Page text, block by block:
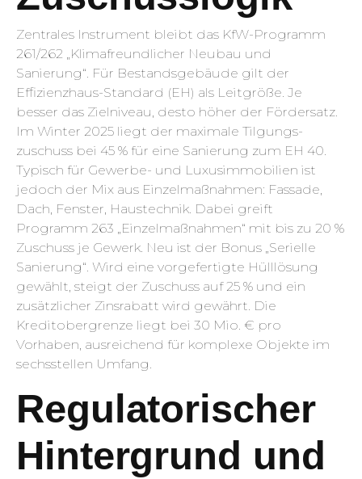
Zentrales Instrument bleibt das KfW-Programm
261/262 „Klimafreundlicher Neubau und
Sanierung“. Für Bestands­gebäude gilt der
Effizienz­haus-Standard (EH) als Leitgröße. Je
besser das Zielniveau, desto höher der Fördersatz.
Im Winter 2025 liegt der maximale Tilgungs­
zuschuss bei 45 % für eine Sanierung zum EH 40.
Typisch für Gewerbe- und Luxus­immobilien ist
jedoch der Mix aus Einzel­maßnahmen: Fassade,
Dach, Fenster, Haustechnik. Dabei greift
Programm 263 „Einzelmaßnahmen“ mit bis zu 20 %
Zuschuss je Gewerk. Neu ist der Bonus „Serielle
Sanierung“. Wird eine vorgefertigte Hüll­lösung
gewählt, steigt der Zuschuss auf 25 % und ein
zusätzlicher Zins­rabatt wird gewährt. Die
Kreditobergrenze liegt bei 30 Mio. € pro
Vorhaben, ausreichend für komplexe Objekte im
sechsstellen Umfang.
Regulatorischer
Hintergrund und